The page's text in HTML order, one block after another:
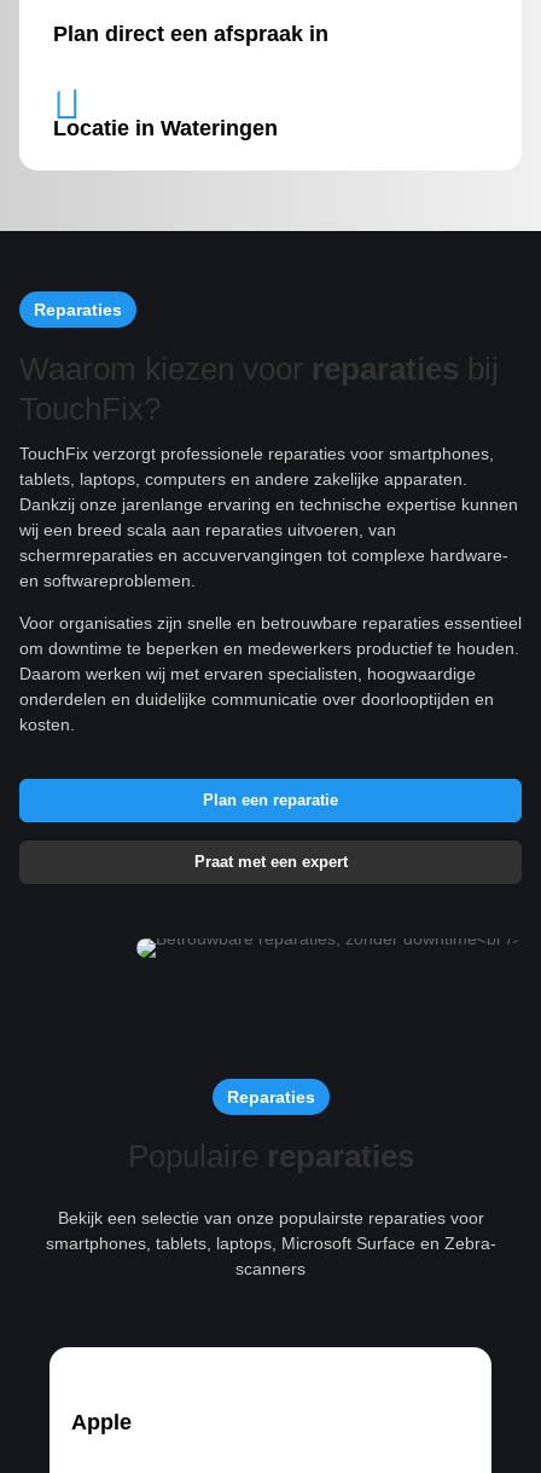
Plan direct een afspraak in

Locatie in Wateringen
Reparaties
Waarom kiezen voor reparaties bij
TouchFix?
TouchFix verzorgt professionele reparaties voor smartphones,
tablets, laptops, computers en andere zakelijke apparaten.
Dankzij onze jarenlange ervaring en technische expertise kunnen
wij een breed scala aan reparaties uitvoeren, van
schermreparaties en accuvervangingen tot complexe hardware-
en softwareproblemen.
Voor organisaties zijn snelle en betrouwbare reparaties essentieel
om downtime te beperken en medewerkers productief te houden.
Daarom werken wij met ervaren specialisten, hoogwaardige
onderdelen en duidelijke communicatie over doorlooptijden en
kosten.
Plan een reparatie
Praat met een expert
Reparaties
Populaire reparaties
Bekijk een selectie van onze populairste reparaties voor
smartphones, tablets, laptops, Microsoft Surface en Zebra-
scanners
Apple